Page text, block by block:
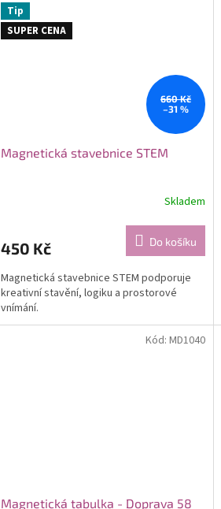
Tip
SUPER CENA
660 Kč
–31 %
Magnetická stavebnice STEM
Skladem
450 Kč Do košíku
Magnetická stavebnice STEM podporuje
kreativní stavění, logiku a prostorové
vnímání.
Magnetická tabulka - Doprava 58
Kód: MD1040